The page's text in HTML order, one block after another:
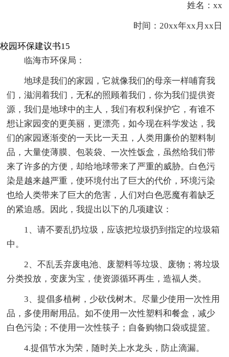
姓名：xx
时间：20xx年xx月xx日
校园环保建议书15
临海市环保局：
地球是我们的家园，它就像我们的母亲一样哺育我
们，滋润着我们，无私的照顾着我们，你为我们提供资
源，我们是地球中的主人，我们有权利保护它，有谁不
想让家园变的更美丽，更漂亮，如今现在科学发达，我
们的家园逐渐变的一天比一天丑，人类用廉价的塑料制
品，大量使薄膜、包装袋、一次性饭盒，虽然给我们带
来了许多的方便，却给地球带来了严重的威胁。白色污
染是越来越严重，使环境付出了巨大的代价，环境污染
也给人类带来了巨大的危害，人们对白色恶魔有着缺乏
的紧迫感。因此，我提出以下的几项建议：
1、请不要乱扔垃圾，应该把垃圾扔到指定的垃圾箱
中。
2、不乱丢弃废电池、废塑料等垃圾、废物；将垃圾
分类投放，变废为宝，使资源循环再生，造福人类。
3、提倡多植树，少砍伐树木。尽量少使用一次性用
品，多使用耐用品。如不使用一次性塑料和餐盒，减少
白色污染；不使用一次性筷子；自备购物口袋或提篮。
4.提倡节水为荣，随时关上水龙头，防止滴漏。